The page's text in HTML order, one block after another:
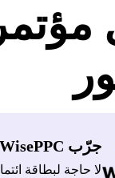
جرّب WisePPC - أداة تسويق أمازون
لا حاجة لبطاقة